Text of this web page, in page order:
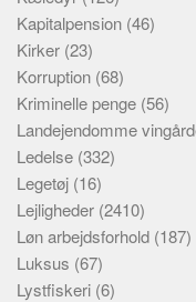
Kapitalpension (46)
Kirker (23)
Korruption (68)
Kriminelle penge (56)
Landejendomme
Ledelse (332)
Legetøj (16)
Lejligheder (2410)
Løn arbejdsforhold (187)
Luksus (67)
Lystfiskeri (6)